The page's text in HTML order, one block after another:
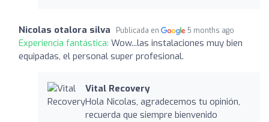
Nicolas otalora silva Publicada en 5 months ago
Experiencia fantástica: Wow...las instalaciones muy bien
equipadas, el personal super profesional.
Vital Recovery
Hola Nicolas, agradecemos tu opinión,
recuerda que siempre bienvenido